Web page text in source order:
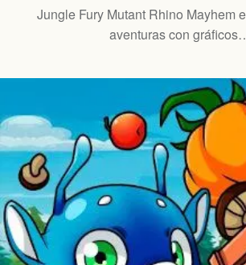
Jungle Fury Mutant Rhino Mayhem
aventuras con